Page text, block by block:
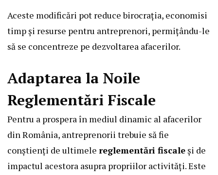
Aceste modificări pot reduce birocrația, economisi
timp și resurse pentru antreprenori, permițându-le
să se concentreze pe dezvoltarea afacerilor.
Adaptarea la Noile
Reglementări Fiscale
Pentru a prospera în mediul dinamic al afacerilor
din România, antreprenorii trebuie să fie
conștienți de ultimele reglementări fiscale și de
impactul acestora asupra propriilor activități. Este